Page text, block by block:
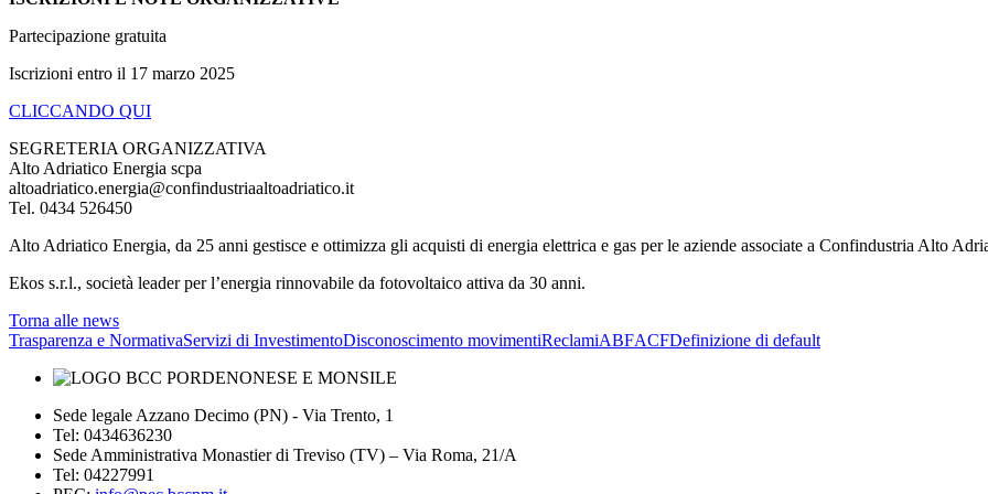
Partecipazione gratuita
Iscrizioni entro il 17 marzo 2025
CLICCANDO QUI
SEGRETERIA ORGANIZZATIVA
Alto Adriatico Energia scpa
altoadriatico.energia@confindustriaaltoadriatico.it
Tel. 0434 526450
Alto Adriatico Energia, da 25 anni gestisce e ottimizza gli acquisti di energia elettrica e gas per le aziende associate a Confindustria Alto
Ekos s.r.l., società leader per l’energia rinnovabile da fotovoltaico attiva da 30 anni.
Torna alle news
Trasparenza e NormativaServizi di InvestimentoDisconoscimento movimentiReclamiABFACFDefinizione di default
Sede legale Azzano Decimo (PN) - Via Trento, 1
Tel: 0434636230
Sede Amministrativa Monastier di Treviso (TV) – Via Roma, 21/A
Tel: 04227991